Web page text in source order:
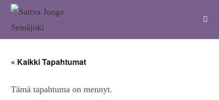
« Kaikki Tapahtumat
Tämä tapahtuma on mennyt.